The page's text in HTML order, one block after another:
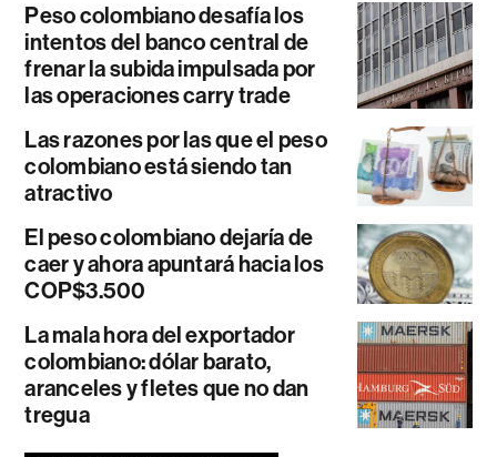
Peso colombiano desafía los
intentos del banco central de
frenar la subida impulsada por
las operaciones carry trade
Las razones por las que el peso
colombiano está siendo tan
atractivo
El peso colombiano dejaría de
caer y ahora apuntará hacia los
COP$3.500
La mala hora del exportador
colombiano: dólar barato,
aranceles y fletes que no dan
tregua